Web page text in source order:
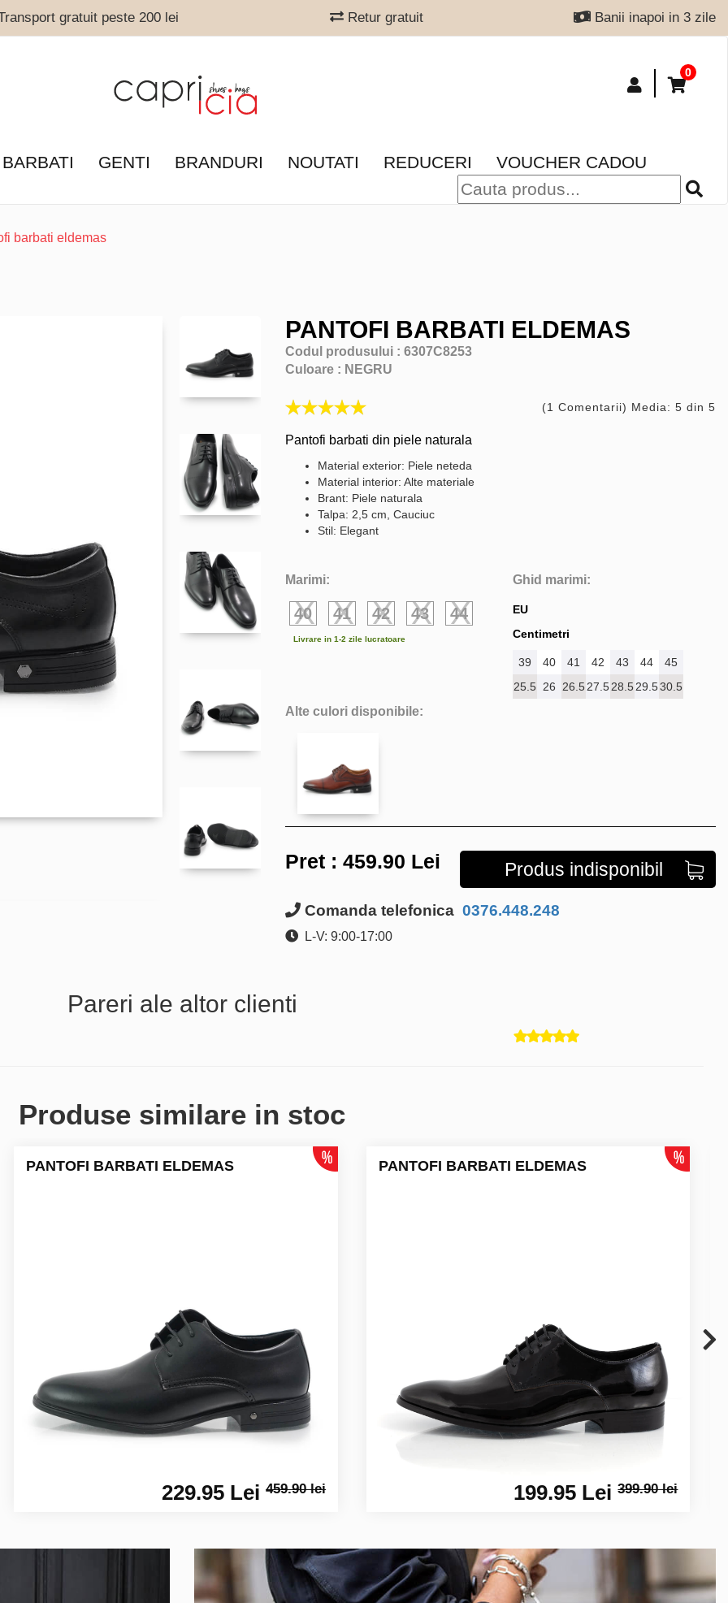
gratuit peste 200 lei Retur gratuit Banii inapoi in 3 zile
0
GENTI BRANDURI NOUTATI REDUCERI VOUCHER CADOU
barbati eldemas
PANTOFI BARBATI ELDEMAS
Codul produsului : 6307C8253
Culoare : NEGRU
(1 Comentarii) Media: 5 din 5
Pantofi barbati din piele naturala
Material exterior: Piele neteda
Material interior: Alte materiale
Brant: Piele naturala
Talpa: 2,5 cm, Cauciuc
Stil: Elegant
Marimi:
40 41 42 43 44
Livrare in 1-2 zile lucratoare
Ghid marimi:
EU
Centimetri
39 40 41 42 43 44
45
25.5 26 26.527.528.529.530.5
Alte culori disponibile:
Pret : 459.90 Lei Produs indisponibil
Comanda telefonica 0376.448.248
L-V: 9:00-17:00
Pareri ale altor clienti
Produse similare in stoc
PANTOFI BARBATI ELDEMAS
229.95 Lei459.90 lei
PANTOFI BARBATI ELDEMAS
199.95 Lei399.90 lei